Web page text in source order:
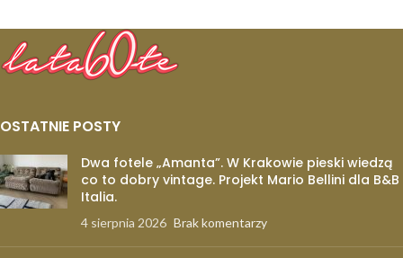
OSTATNIE POSTY
Dwa fotele „Amanta”. W Krakowie pieski wiedzą
co to dobry vintage. Projekt Mario Bellini dla B&B
Italia.
4 sierpnia 2026 Brak komentarzy